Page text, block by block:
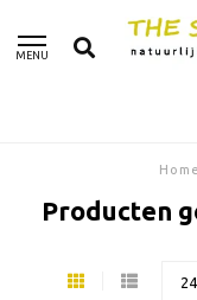
MENU
Home
Producten